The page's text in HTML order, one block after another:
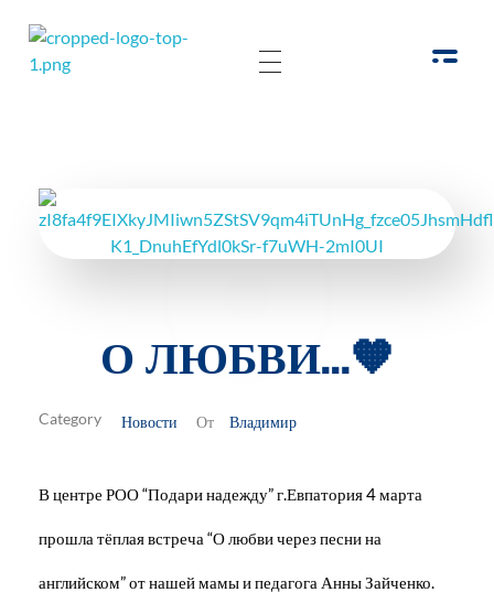
О ЛЮБВИ…🧡
От Владимир
Новости
В центре РОО “Подари надежду” г.Евпатория 4 марта
прошла тёплая встреча “О любви через песни на
английском” от нашей мамы и педагога Анны Зайченко.